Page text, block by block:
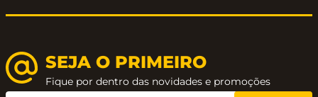
SEJA O PRIMEIRO
Fique por dentro das novidades e promoções